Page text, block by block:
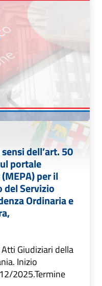
dell’art. 50
portale
per il
Servizio
Ordinaria e
Giudiziari della
Inizio
2025.Termine